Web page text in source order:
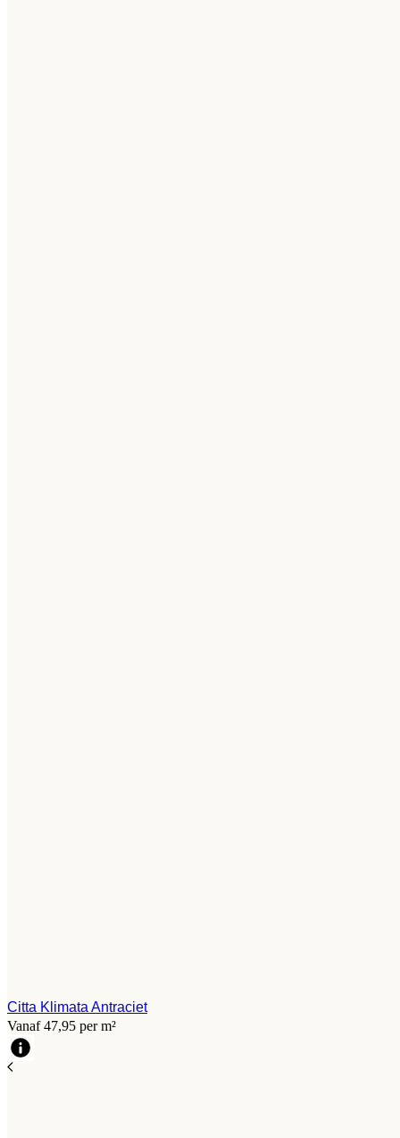
Citta Klimata Antraciet
Vanaf 47,95 per m²